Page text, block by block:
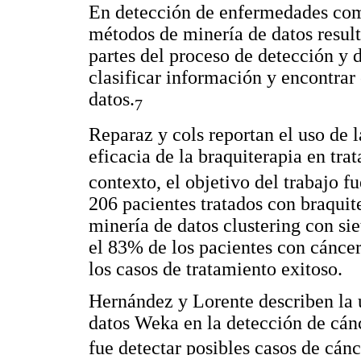
En detección de enfermedades
métodos de minería de datos
partes del proceso de detección y
clasificar información y encontrar
datos.7
Reparaz y cols reportan el uso de
eficacia de la braquiterapia en
contexto, el objetivo del trabajo
206 pacientes tratados con
minería de datos clustering con
el 83% de los pacientes con
los casos de tratamiento exitoso.
Hernández y Lorente describen
datos Weka en la detección de
fue detectar posibles casos de